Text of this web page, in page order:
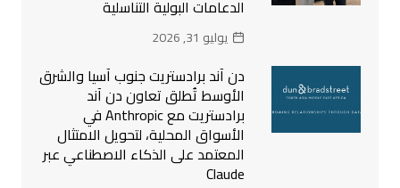
الدعامات البولية التناسلية
يوليو 31, 2026
دن آند برادستريت جنوب آسيا والشرق
الأوسط تُطلق تعاون دن آند
برادستريت مع Anthropic في
الأسواق المحلية، لتحويل الامتثال
المعتمد على الذكاء الاصطناعي عبر
Claude